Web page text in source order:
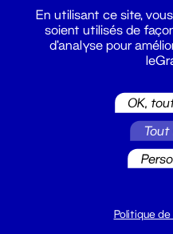
billetterie@leGrandT.fr
En utilisant ce site,
soient utilisés de
d'analyse pour
OK,
Politique